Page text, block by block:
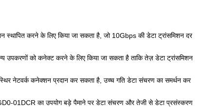
करने के लिए किया जा सकता है, जो 10Gbps की डेटा ट्रांसमिशन दर
उपकरणों को कनेक्ट करने के लिए किया जा सकता है ताकि तेज़ डेटा ट्रांसमिशन
नेटवर्क कनेक्शन प्रदान कर सकता है, उच्च गति डेटा संचरण का समर्थन कर
01DCR का उपयोग बड़े पैमाने पर डेटा संचरण और तेजी से डेटा प्रसंस्करण